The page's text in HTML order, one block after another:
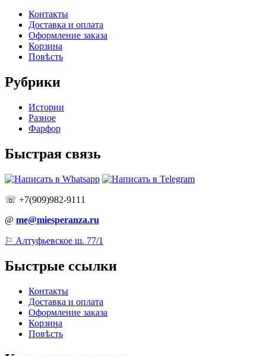
Контакты
Доставка и оплата
Оформление заказа
Корзина
Повѣсть
Рубрики
Истории
Разное
Фарфор
Быстрая связь
☏ +7(909)982-9111
@ me@miesperanza.ru
⚐ Алтуфьевское ш. 77/1
Быстрые ссылки
Контакты
Доставка и оплата
Оформление заказа
Корзина
Повѣсть